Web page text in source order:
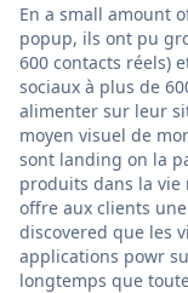
En a small amount
popup, ils ont pu
600 contacts réels)
sociaux à plus de
alimenter sur leur
moyen visuel de
sont landing on la
produits dans la
offre aux clients
discovered que les
applications powr
longtemps que